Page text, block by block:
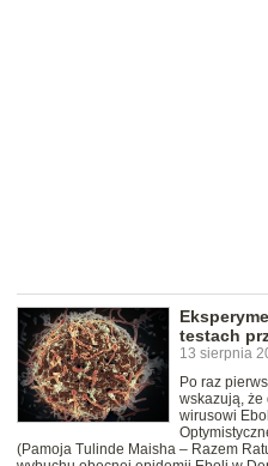
testach
13 sierpnia
Po raz
wskazują, że
wirusowi
(Pamoja Tulinde Maisha – Razem